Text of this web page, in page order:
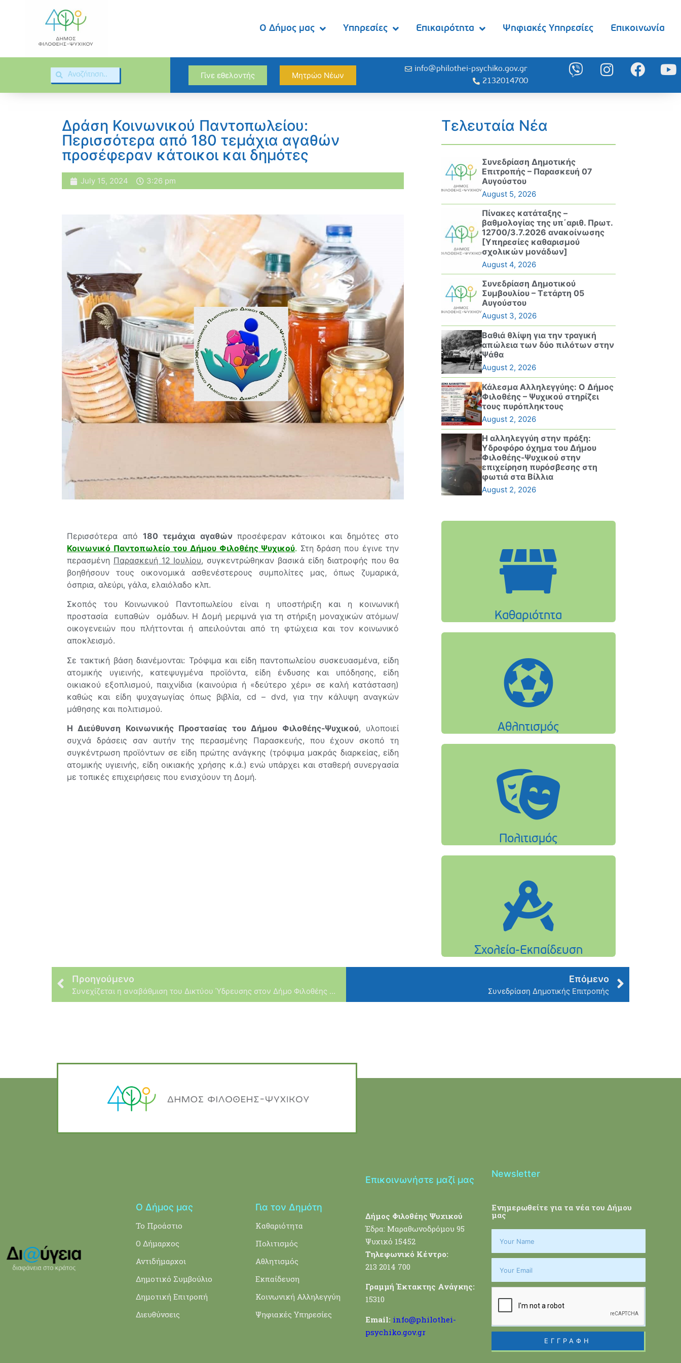
Ο Δήμος μας Υπηρεσίες Επικαιρότητα Ψηφιακές Υπηρεσίες Επικοινωνία
Γίνε εθελοντής Μητρώο Νέων
info@philothei-psychiko.gov.gr
2132014700
Δράση Κοινωνικού Παντοπωλείου:
Περισσότερα από 180 τεμάχια αγαθών
προσέφεραν κάτοικοι και δημότες
July 15, 2024 3:26 pm
Περισσότερα από180 τεμάχια αγαθών προσέφεραν κάτοικοι και δημότες στο
Κοινωνικό Παντοπωλείο του Δήμου Φιλοθέης Ψυχικού. Στη δράση που έγινε την
περασμένη Παρασκευή 12 Ιουλίου, συγκεντρώθηκαν βασικά είδη διατροφής που θα
βοηθήσουν τους οικονομικά ασθενέστερους συμπολίτες μας, όπως ζυμαρικά,
όσπρια, αλεύρι, γάλα, ελαιόλαδο κλπ.
Σκοπός του Κοινωνικού Παντοπωλείου είναι η υποστήριξη και η κοινωνική
προστασία ευπαθών ομάδων. Η Δομή μεριμνά για τη στήριξη μοναχικών ατόμων/
οικογενειών που πλήττονται ή απειλούνται από τη φτώχεια και τον κοινωνικό
αποκλεισμό.
Σε τακτική βάση διανέμονται: Τρόφιμα και είδη παντοπωλείου συσκευασμένα, είδη
ατομικής υγιεινής, κατεψυγμένα προϊόντα, είδη ένδυσης και υπόδησης, είδη
οικιακού εξοπλισμού, παιχνίδια (καινούρια ή «δεύτερο χέρι» σε καλή κατάσταση)
καθώς και είδη ψυχαγωγίας όπως βιβλία, cd – dvd, για την κάλυψη αναγκών
μάθησης και πολιτισμού.
Η Διεύθυνση Κοινωνικής Προστασίας του Δήμου Φιλοθέης-Ψυχικού, υλοποιεί
συχνά δράσεις σαν αυτήν της περασμένης Παρασκευής, που έχουν σκοπό τη
συγκέντρωση προϊόντων σε είδη πρώτης ανάγκης (τρόφιμα μακράς διαρκείας, είδη
ατομικής υγιεινής, είδη οικιακής χρήσης κ.ά.) ενώ υπάρχει και σταθερή συνεργασία
με τοπικές επιχειρήσεις που ενισχύουν τη Δομή.
Τελευταία Νέα
Συνεδρίαση Δημοτικής
Επιτροπής – Παρασκευή 07
Αυγούστου
August 5, 2026
Πίνακες κατάταξης –
βαθμολογίας της υπ΄αριθ. Πρωτ.
12700/3.7.2026 ανακοίνωσης
[Υπηρεσίες καθαρισμού
σχολικών μονάδων]
August 4, 2026
Συνεδρίαση Δημοτικού
Συμβουλίου – Τετάρτη 05
Αυγούστου
August 3, 2026
Βαθιά θλίψη για την τραγική
απώλεια των δύο πιλότων στην
Ψάθα
August 2, 2026
Κάλεσμα Αλληλεγγύης: Ο Δήμος
Φιλοθέης – Ψυχικού στηρίζει
τους πυρόπληκτους
August 2, 2026
Η αλληλεγγύη στην πράξη:
Υδροφόρο όχημα του Δήμου
Φιλοθέης-Ψυχικού στην
επιχείρηση πυρόσβεσης στη
φωτιά στα Βίλλια
August 2, 2026
Προηγούμενο
Συνεχίζεται η αναβάθμιση του Δικτύου Ύδρευσης στον Δήμο Φιλοθέης Ψυχικού
Επόμενο
Συνεδρίαση Δημοτικής Επιτροπής
Ο Δήμος μας
Το Προάστιο
Ο Δήμαρχος
Αντιδήμαρχοι
Δημοτικό Συμβούλιο
Δημοτική Επιτροπή
Διευθύνσεις
Για τον Δημότη
Καθαριότητα
Πολιτισμός
Αθλητισμός
Εκπαίδευση
Κοινωνική Αλληλεγγύη
Ψηφιακές Υπηρεσίες
Επικοινωνήστε μαζί μας
Δήμος Φιλοθέης Ψυχικού
Έδρα: Μαραθωνοδρόμου 95
Ψυχικό 15452
Τηλεφωνικό Κέντρο:
213 2014 700
Γραμμή Έκτακτης Ανάγκης:
15310
Email: info@philothei-
psychiko.gov.gr
Newsletter
Ενημερωθείτε για τα νέα του Δήμου
μας
ΕΓΓΡΑΦΗ